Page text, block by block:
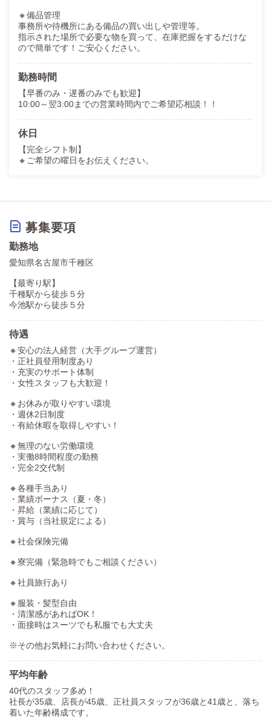
🔸備品管理
事務所や待機所にある備品の買い出しや管理等。
指示された場所で必要な物を買って、在庫把握をするだけな
ので簡単です！ご安心ください。
勤務時間
【早番のみ・遅番のみでも歓迎】
10:00～翌3:00までの営業時間内でご希望応相談！！
休日
【完全シフト制】
🔸ご希望の曜日をお伝えください。
募集要項
勤務地
愛知県名古屋市千種区
【最寄り駅】
千種駅から徒歩５分
今池駅から徒歩５分
待遇
🔸安心の法人経営（大手グループ運営）
・正社員登用制度あり
・充実のサポート体制
・女性スタッフも大歓迎！
🔸お休みが取りやすい環境
・週休2日制度
・有給休暇を取得しやすい！
🔸無理のない労働環境
・実働8時間程度の勤務
・完全2交代制
🔸各種手当あり
・業績ボーナス（夏・冬）
・昇給（業績に応じて）
・賞与（当社規定による）
🔸社会保険完備
🔸寮完備（緊急時でもご相談ください）
🔸社員旅行あり
🔸服装・髪型自由
・清潔感があればOK！
・面接時はスーツでも私服でも大丈夫
※その他お気軽にお問い合わせください。
平均年齢
40代のスタッフ多め！
社長が35歳、店長が45歳、正社員スタッフが36歳と41歳と、落ち
着いた年齢構成です。